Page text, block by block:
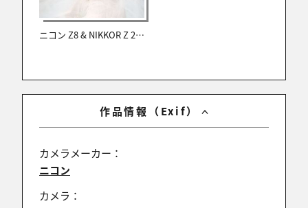
ニコン Z8 & NIKKOR Z 24-70mm f/2.8 S II レビュー
作品情報（Exif）
カメラメーカー：
ニコン
カメラ：